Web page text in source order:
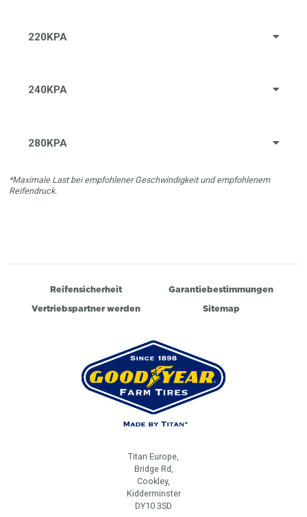
220KPA
240KPA
280KPA
*Maximale Last bei empfohlener Geschwindigkeit und empfohlenem
Reifendruck.
Reifensicherheit
Garantiebestimmungen
Vertriebspartner werden
Sitemap
Titan Europe,
Bridge Rd,
Cookley,
Kidderminster
DY10 3SD